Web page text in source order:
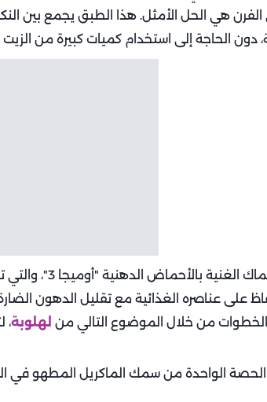
هي الحل الأمثل. هذا الطبق يجمع بين
دون الحاجة إلى استخدام كميات كبيرة من
الماكريل من
على عناصره الغذائية مع تقليل الدهون
من خلال الموضوع التالي من لهلوبة،
من سمك الماكريل المطهو في الفرن (حوالي 250 جم) على: 300 -